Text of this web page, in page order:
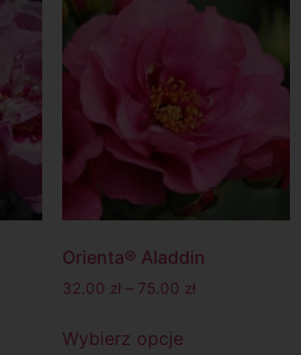
Orienta® Aladdin
32.00 zł – 75.00 zł
Wybierz opcje